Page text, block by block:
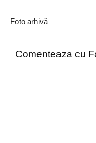
Foto arhivă
Comenteaza cu